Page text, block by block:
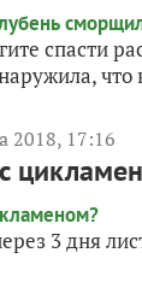
спасти
2018, 17:16
3 дня